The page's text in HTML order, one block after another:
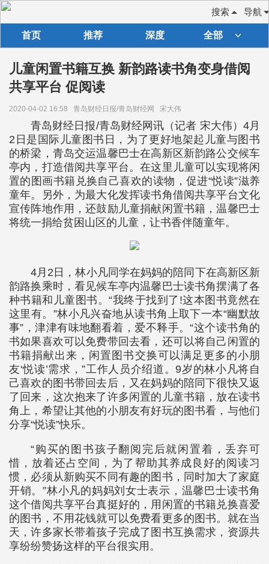
导航
搜索
首页 推荐 深度 全部
儿童闲置书籍互换 新韵路读书角变身借阅
共享平台 促阅读
2020-04-02 16:58 青岛财经日报/青岛财经网 宋大伟
青岛财经日报/青岛财经网讯（记者 宋大伟）4月
2日是国际儿童图书日，为了更好地架起儿童与图书
的桥梁，青岛交运温馨巴士在高新区新韵路公交候车
亭内，打造借阅共享平台。在这里儿童可以实现将闲
置的图画书籍兑换自己喜欢的读物，促进“悦读”滋养
童年。另外，为最大化发挥读书角借阅共享平台文化
宣传阵地作用，还鼓励儿童捐献闲置书籍，温馨巴士
将统一捐给贫困山区的儿童，让书香伴随童年。
4月2日，林小凡同学在妈妈的陪同下在高新区新
韵路换乘时，看见候车亭内温馨巴士读书角摆满了各
种书籍和儿童图书。“我终于找到了!这本图书竟然在
这里有。”林小凡兴奋地从读书角上取下一本“幽默故
事”，津津有味地翻看着，爱不释手。“这个读书角的
书如果喜欢可以免费带回去看，还可以将自己闲置的
书籍捐献出来，闲置图书交换可以满足更多的小朋
友‘悦读’需求，”工作人员介绍道。9岁的林小凡将自
己喜欢的图书带回去后，又在妈妈的陪同下很快又返
了回来，这次抱来了许多闲置的儿童书籍，放在读书
角上，希望让其他的小朋友有好玩的图书看，与他们
分享“悦读”快乐。
“购买的图书孩子翻阅完后就闲置着，丢弃可
惜，放着还占空间，为了帮助其养成良好的阅读习
惯，必须从新购买不同有趣的图书，同时加大了家庭
开销。”林小凡的妈妈刘女士表示，温馨巴士读书角
这个借阅共享平台真挺好的，用闲置的书籍兑换喜爱
的图书，不用花钱就可以免费看更多的图书。就在当
天，许多家长带着孩子完成了图书互换需求，资源共
享纷纷赞扬这样的平台很实用。